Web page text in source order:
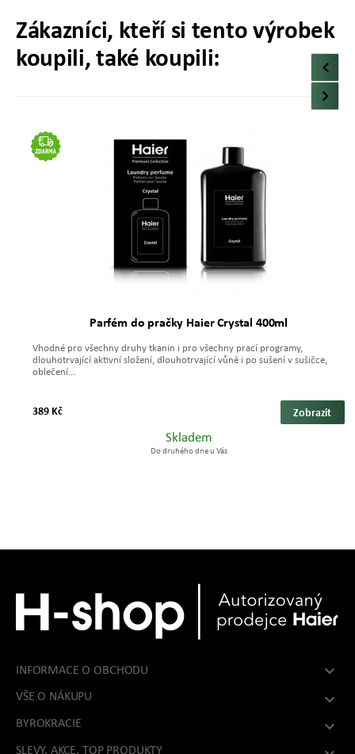
Zákazníci, kteří si tento výrobek
koupili, také koupili:
Parfém do pračky Haier Crystal 400ml
Vhodné pro všechny druhy tkanin i pro všechny prací programy,
dlouhotrvající aktivní složení, dlouhotrvající vůně i po sušení v sušičce,
oblečení...
389 Kč Zobrazit
Skladem
Do druhého dne u Vás
INFORMACE O OBCHODU 
VŠE O NÁKUPU 
BYROKRACIE 
SLEVY, AKCE, TOP PRODUKTY